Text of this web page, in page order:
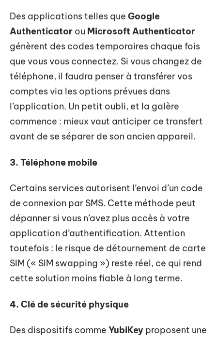
Des applications telles que Google
Authenticator ou Microsoft Authenticator
génèrent des codes temporaires chaque fois
que vous vous connectez. Si vous changez de
téléphone, il faudra penser à transférer vos
comptes via les options prévues dans
l’application. Un petit oubli, et la galère
commence : mieux vaut anticiper ce transfert
avant de se séparer de son ancien appareil.
3. Téléphone mobile
Certains services autorisent l’envoi d’un code
de connexion par SMS. Cette méthode peut
dépanner si vous n’avez plus accès à votre
application d’authentification. Attention
toutefois : le risque de détournement de carte
SIM (« SIM swapping ») reste réel, ce qui rend
cette solution moins fiable à long terme.
4. Clé de sécurité physique
Des dispositifs comme YubiKey proposent une